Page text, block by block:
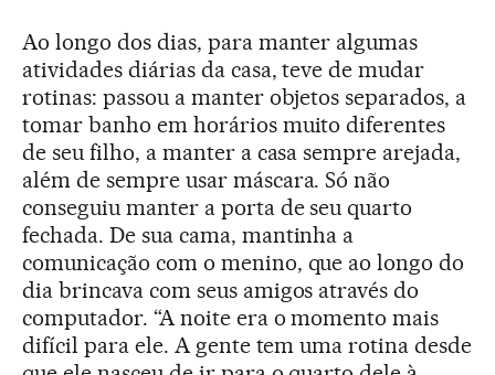
Ao longo dos dias, para manter algumas
atividades diárias da casa, teve de mudar
rotinas: passou a manter objetos separados, a
tomar banho em horários muito diferentes
de seu filho, a manter a casa sempre arejada,
além de sempre usar máscara. Só não
conseguiu manter a porta de seu quarto
fechada. De sua cama, mantinha a
comunicação com o menino, que ao longo do
dia brincava com seus amigos através do
computador. “A noite era o momento mais
difícil para ele. A gente tem uma rotina desde